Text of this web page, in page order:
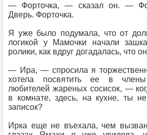
— Форточка, — сказал он. —
Дверь. Форточка.
Я уже было подумала, что от
логикой у Мамочки начали
ролики, как вдруг догадалась, что
— Ира, — спросила я
хотела посвятить ее в
любителей жареных сосисок, —
в комнате, здесь, на кухне, ты
записок?
Ирка еще не въехала, чем